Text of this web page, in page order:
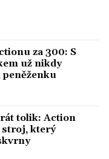
za 300: S
už nikdy
tolik: Action
stroj, který